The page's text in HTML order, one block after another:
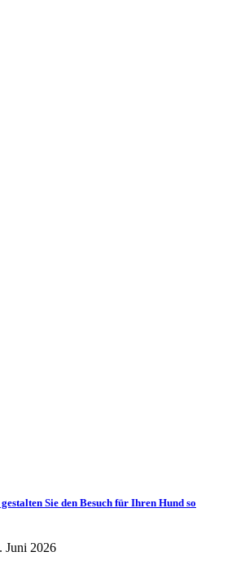
Sie den Besuch für Ihren Hund so
Juni 2026